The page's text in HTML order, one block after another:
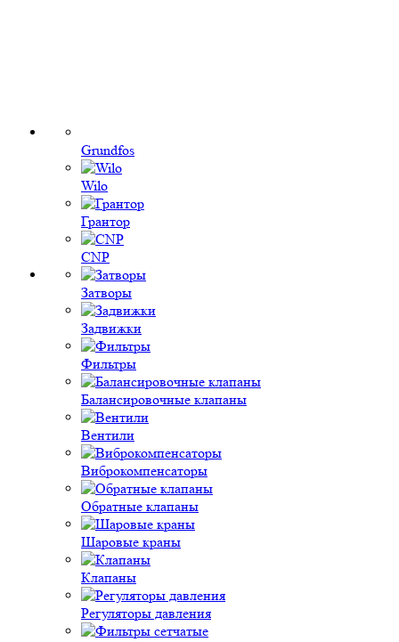
Grundfos
Wilo
Грантор
CNP
Затворы
Задвижки
Фильтры
Балансировочные клапаны
Вентили
Виброкомпенсаторы
Обратные клапаны
Шаровые краны
Клапаны
Регуляторы давления